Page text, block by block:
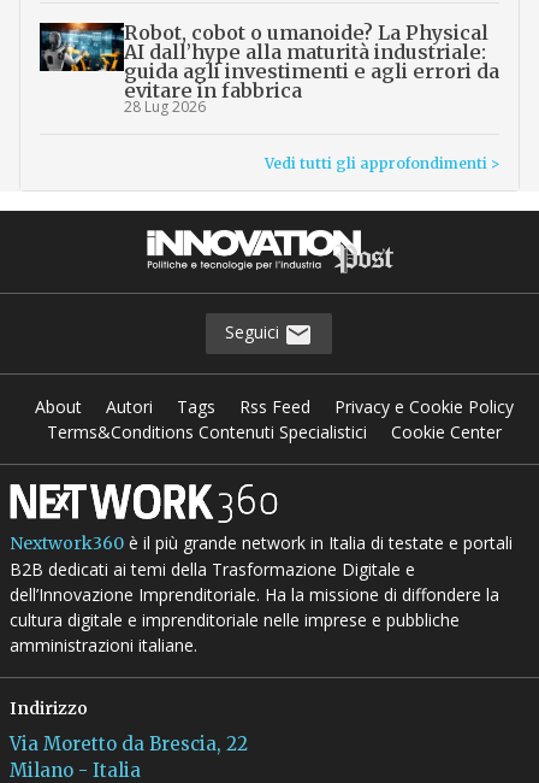
Robot, cobot o umanoide? La Physical
AI dall’hype alla maturità industriale:
guida agli investimenti e agli errori da
evitare in fabbrica
28 Lug 2026
Vedi tutti gli approfondimenti >
Seguici
About Autori Tags Rss Feed
Privacy e Cookie Policy
Terms&Conditions Contenuti Specialistici
Cookie Center
Nextwork360è il più grande network in Italia di testate e portali
B2B dedicati ai temi della Trasformazione Digitale e
dell’Innovazione Imprenditoriale. Ha la missione di diffondere la
cultura digitale e imprenditoriale nelle imprese e pubbliche
amministrazioni italiane.
Indirizzo
Via Moretto da Brescia, 22
Milano - Italia